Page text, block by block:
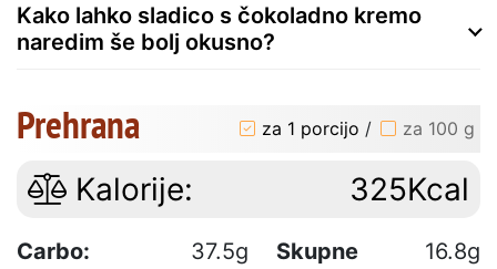
Kako lahko sladico s čokoladno kremo
naredim še bolj okusno?
Prehrana za 1 porcijo / za 100 g
Kalorije: 325Kcal
Carbo: 37.5g
Skupne
16.8g